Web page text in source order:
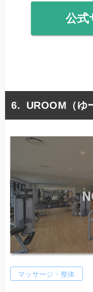
公式
UROOM（ゆ
マッサージ・整体